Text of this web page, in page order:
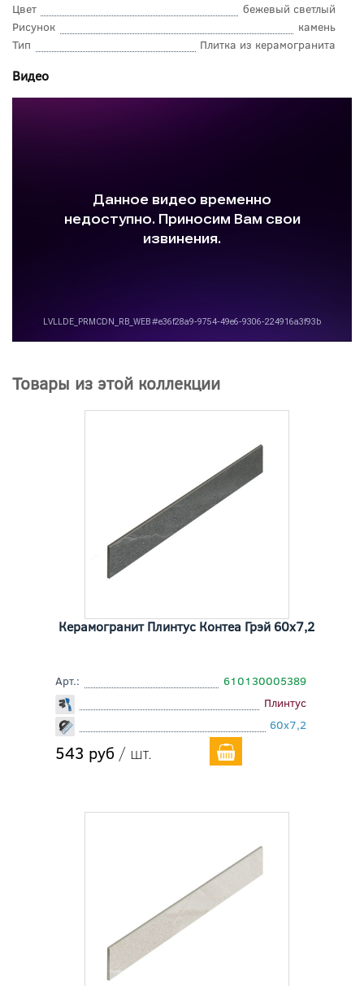
Цвет
бежевый светлый
Рисунок
камень
Тип
Плитка из керамогранита
Видео
Товары из этой коллекции
Керамогранит Плинтус Контеа Грэй 60x7,2
Арт.:
610130005389
Плинтус
60x7,2
543 руб / шт.